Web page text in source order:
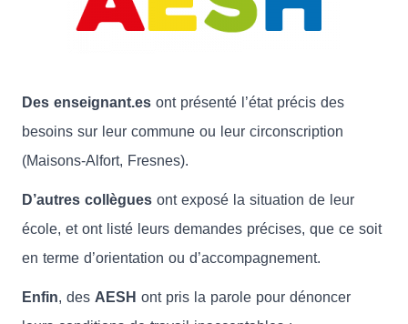
Des enseignant.es ont présenté l’état précis des
besoins sur leur commune ou leur circonscription
(Maisons-Alfort, Fresnes).
D’autres collègues ont exposé la situation de leur
école, et ont listé leurs demandes précises, que ce soit
en terme d’orientation ou d’accompagnement.
Enfin, des AESH ont pris la parole pour dénoncer